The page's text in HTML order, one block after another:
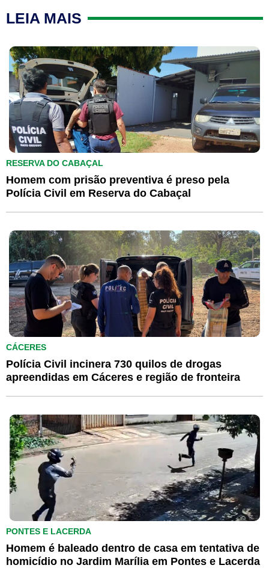
LEIA MAIS
RESERVA DO CABAÇAL
Homem com prisão preventiva é preso pela
Polícia Civil em Reserva do Cabaçal
CÁCERES
Polícia Civil incinera 730 quilos de drogas
apreendidas em Cáceres e região de fronteira
PONTES E LACERDA
Homem é baleado dentro de casa em tentativa de
homicídio no Jardim Marília em Pontes e Lacerda